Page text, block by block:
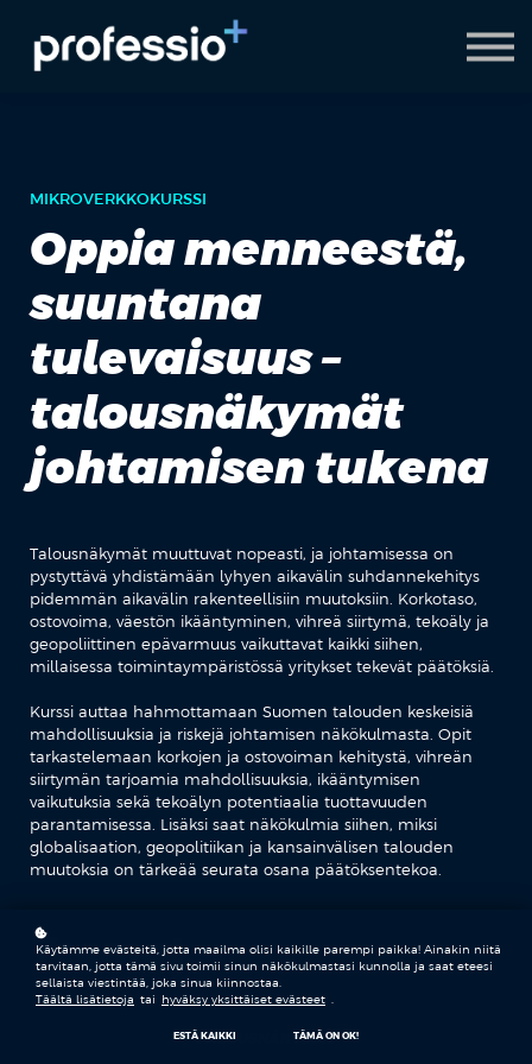
AI Coach
Pyydä demo
MIKROVERKKOKURSSI
Oppia menneestä,
suuntana
tulevaisuus –
talousnäkymät
johtamisen tukena
Talousnäkymät muuttuvat nopeasti, ja johtamisessa on
pystyttävä yhdistämään lyhyen aikavälin suhdannekehitys
pidemmän aikavälin rakenteellisiin muutoksiin. Korkotaso,
ostovoima, väestön ikääntyminen, vihreä siirtymä, tekoäly ja
geopoliittinen epävarmuus vaikuttavat kaikki siihen,
millaisessa toimintaympäristössä yritykset tekevät päätöksiä.
Kurssi auttaa hahmottamaan Suomen talouden keskeisiä
mahdollisuuksia ja riskejä johtamisen näkökulmasta. Opit
tarkastelemaan korkojen ja ostovoiman kehitystä, vihreän
siirtymän tarjoamia mahdollisuuksia, ikääntymisen
vaikutuksia sekä tekoälyn potentiaalia tuottavuuden
parantamisessa. Lisäksi saat näkökulmia siihen, miksi
globalisaation, geopolitiikan ja kansainvälisen talouden
muutoksia on tärkeää seurata osana päätöksentekoa.
Teemat
TALOUSNÄKYMÄT
Käytämme evästeitä, jotta maailma olisi kaikille parempi paikka! Ainakin niitä
tarvitaan, jotta tämä sivu toimii sinun näkökulmastasi kunnolla ja saat eteesi
sellaista viestintää, joka sinua kiinnostaa.
Täältä lisätietoja tai hyväksy yksittäiset evästeet
ESTÄ KAIKKI TÄMÄ ON OK!